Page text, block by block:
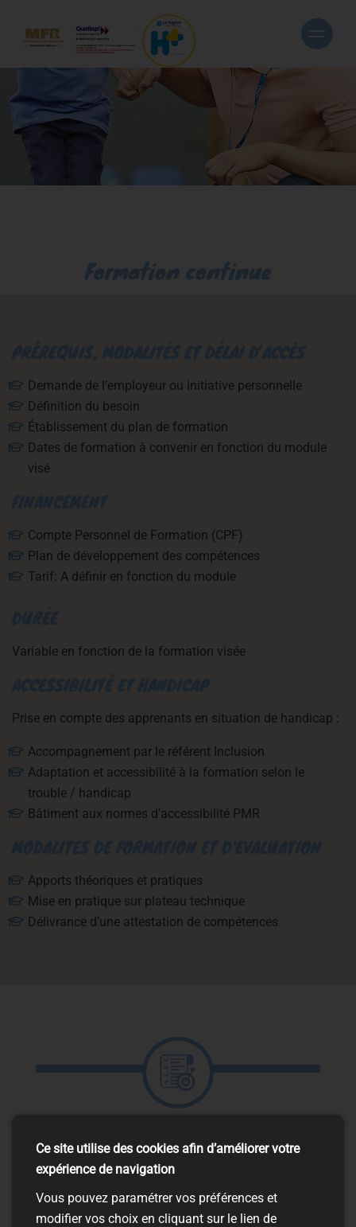
Formation continue
Demande de l’employeur ou initiative personnelle
Définition du besoin
Établissement du plan de formation
Dates de formation à convenir en fonction du module
visé
Compte Personnel de Formation (CPF)
Plan de développement des compétences
Tarif: A définir en fonction du module
Variable en fonction de la formation visée
Prise en compte des apprenants en situation de handicap :
Accompagnement par le référent Inclusion
Adaptation et accessibilité à la formation selon le
trouble / handicap
Bâtiment aux normes d’accessibilité PMR
Apports théoriques et pratiques
Mise en pratique sur plateau technique
Délivrance d’une attestation de compétences
Objectifs
Améliorer son employabilité
Ce site utilise des cookies afin d’améliorer votre
expérience de navigation
Vous pouvez paramétrer vos préférences et
modifier vos choix en cliquant sur le lien de